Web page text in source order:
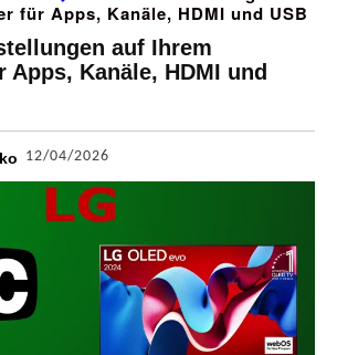
für Apps, Kanäle, HDMI und USB
auf Ihrem
Apps, Kanäle, HDMI und
12/04/2026